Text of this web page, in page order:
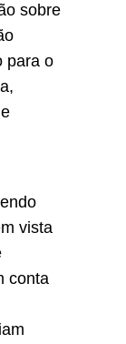
sobre
para o
vista
conta